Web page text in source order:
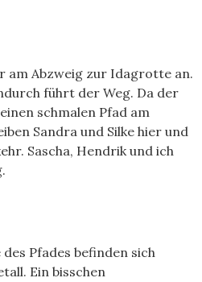
am Abzweig zur Idagrotte an.
führt der Weg. Da der
schmalen Pfad am
Sandra und Silke hier und
Sascha, Hendrik und ich
Pfades befinden sich
Ein bisschen